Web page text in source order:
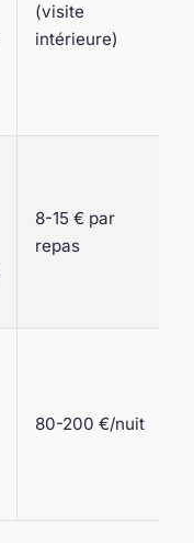
(visite
intérieure)
8-15 € par
repas
80-200 €/nuit